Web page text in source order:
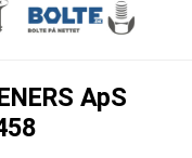
ApS